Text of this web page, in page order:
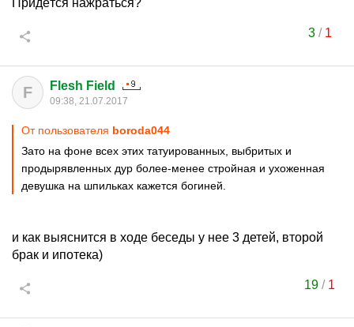
Придётся нажраться?
3/ 1
F Flesh Field
09:38, 21.07.2017
От пользователя boroda044
Зато на фоне всех этих татуированных, выбритых и
продырявленных дур более-менее стройная и ухоженная
девушка на шпильках кажется богиней.
и как выяснится в ходе беседы у нее 3 детей, второй
брак и ипотека)
19 / 1